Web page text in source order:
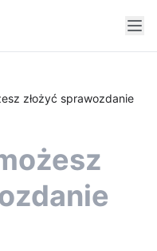
złożyć sprawozdanie